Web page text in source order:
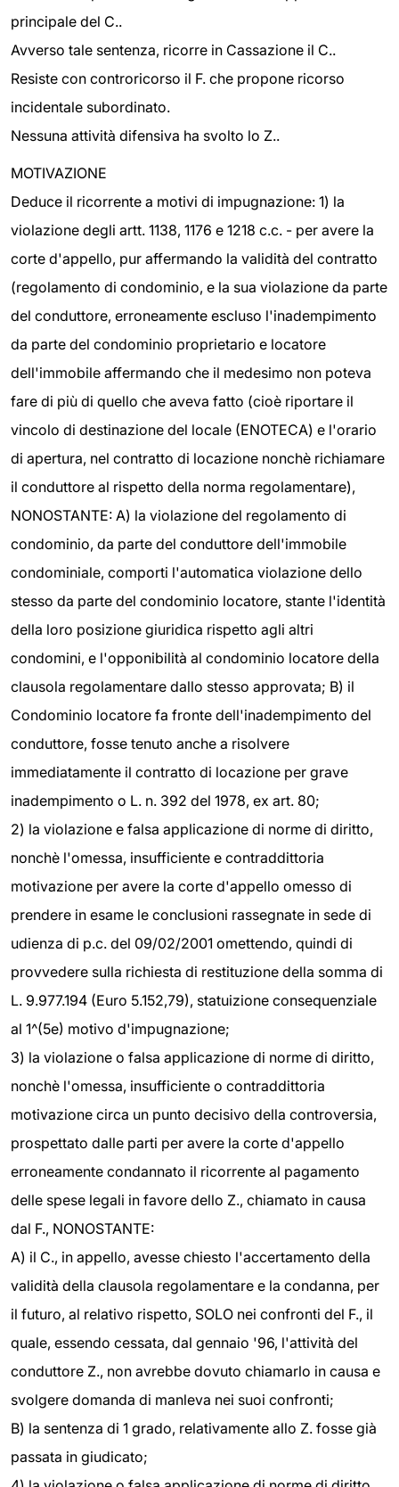
principale del C..
Avverso tale sentenza, ricorre in Cassazione il C..
Resiste con controricorso il F. che propone ricorso
incidentale subordinato.
Nessuna attività difensiva ha svolto lo Z..
MOTIVAZIONE
Deduce il ricorrente a motivi di impugnazione: 1) la
violazione degli artt. 1138, 1176 e 1218 c.c. - per avere la
corte d'appello, pur affermando la validità del contratto
(regolamento di condominio, e la sua violazione da parte
del conduttore, erroneamente escluso l'inadempimento
da parte del condominio proprietario e locatore
dell'immobile affermando che il medesimo non poteva
fare di più di quello che aveva fatto (cioè riportare il
vincolo di destinazione del locale (ENOTECA) e l'orario
di apertura, nel contratto di locazione nonchè richiamare
il conduttore al rispetto della norma regolamentare),
NONOSTANTE: A) la violazione del regolamento di
condominio, da parte del conduttore dell'immobile
condominiale, comporti l'automatica violazione dello
stesso da parte del condominio locatore, stante l'identità
della loro posizione giuridica rispetto agli altri
condomini, e l'opponibilità al condominio locatore della
clausola regolamentare dallo stesso approvata; B) il
Condominio locatore fa fronte dell'inadempimento del
conduttore, fosse tenuto anche a risolvere
immediatamente il contratto di locazione per grave
inadempimento o L. n. 392 del 1978, ex art. 80;
2) la violazione e falsa applicazione di norme di diritto,
nonchè l'omessa, insufficiente e contraddittoria
motivazione per avere la corte d'appello omesso di
prendere in esame le conclusioni rassegnate in sede di
udienza di p.c. del 09/02/2001 omettendo, quindi di
provvedere sulla richiesta di restituzione della somma di
L. 9.977.194 (Euro 5.152,79), statuizione consequenziale
al 1^(5e) motivo d'impugnazione;
3) la violazione o falsa applicazione di norme di diritto,
nonchè l'omessa, insufficiente o contraddittoria
motivazione circa un punto decisivo della controversia,
prospettato dalle parti per avere la corte d'appello
erroneamente condannato il ricorrente al pagamento
delle spese legali in favore dello Z., chiamato in causa
dal F., NONOSTANTE:
A) il C., in appello, avesse chiesto l'accertamento della
validità della clausola regolamentare e la condanna, per
il futuro, al relativo rispetto, SOLO nei confronti del F., il
quale, essendo cessata, dal gennaio '96, l'attività del
conduttore Z., non avrebbe dovuto chiamarlo in causa e
svolgere domanda di manleva nei suoi confronti;
B) la sentenza di 1 grado, relativamente allo Z. fosse già
passata in giudicato;